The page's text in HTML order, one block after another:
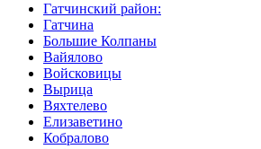
Гатчинский район:
Гатчина
Большие Колпаны
Вайялово
Войсковицы
Вырица
Вяхтелево
Елизаветино
Кобралово